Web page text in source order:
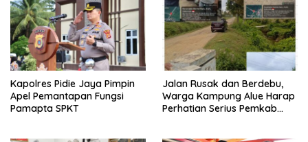
Kapolres Pidie Jaya Pimpin
Apel Pemantapan Fungsi
Pamapta SPKT
Jalan Rusak dan Berdebu,
Warga Kampung Alue Harap
Perhatian Serius Pemkab